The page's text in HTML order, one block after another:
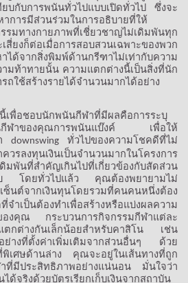
ยบกับการพนันทั่วไปแบบเปิดทั่วไป
ซึ่งจะ
การมีส่วนร่วมในการอธิบายที่ให้
รมทางกายภาพที่เชี่ยวชาญไม่เดิมพันทุก
สี่ยงก็ต่อเมื่อการสอบสวนเฉพาะของพวก
าได้จากสิ่งพิมพ์ด้านกรีฑาไม่เท่ากับความ
ามท้าทายนั้น ความแตกต่างนี้เป็นสิ่งที่นัก
ใช้สร้างรายได้จำนวนมากได้อย่าง
พื่อชอบนักพนันกีฬาที่มีผลคือการระบุ
ฬาของคุณการพนันแบ๊งค์
เพื่อให้
downswing ทั่วไปของความโชคดีที่ไม่
วรลงทุนเงินเป็นจำนวนมากในโครงการ
ดิมพันที่สำคัญเกินไปที่เกี่ยวข้องกับสัดส่วน
โดยทั่วไปแล้ว
คุณต้องพยายามไม่
เซ็นต์จากเงินทุนโดยรวมที่คนคนหนึ่งต้อง
จำเป็นต้องทำเพื่อสร้างหรือแบ่งผลความ
องคุณ
กระบวนการกิจกรรมกีฬาแต่ละ
ตกต่างกันเล็กน้อยสำหรับคาสิโน
เช่น
างที่ตั้งค่าเพิ่มเติมจากส่วนอื่นๆ
ด้วย
เศษด้านล่าง
คุณจะอยู่ในเส้นทางที่ถูก
ที่มีประสิทธิภาพอย่างแน่นอน
มั่นใจว่า
ด้จริงด้วยบัตรเรียกเก็บเงินจากสถาบัน